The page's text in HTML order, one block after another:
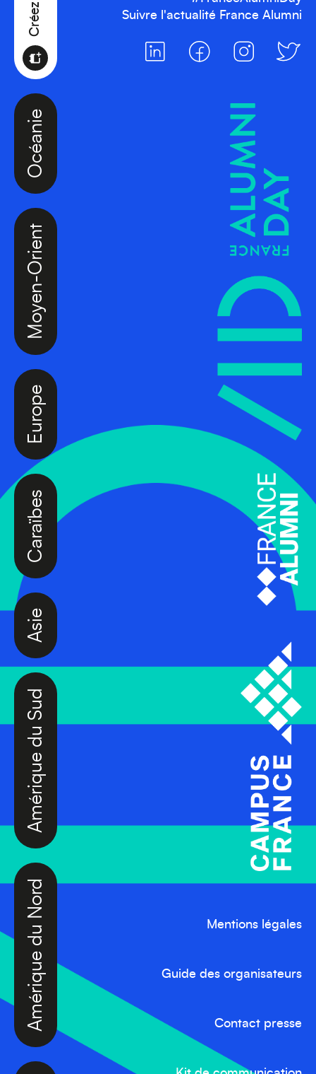
Amérique du Nord
Amérique du Sud
Asie
Caraïbes
Europe
Moyen-Orient
Océanie
Suivre l'actualité France Alumni
Mentions légales
Guide des organisateurs
Contact presse